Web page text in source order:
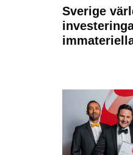
Sverige